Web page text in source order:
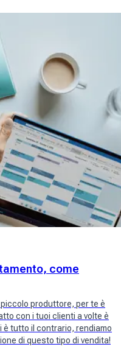
come
produttore, per te è
con i tuoi clienti a volte è
è tutto il contrario, rendiamo
di questo tipo di vendita!